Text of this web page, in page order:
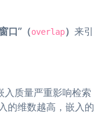
口”（overlap） 来引
入质量严重影响检索
的维数越高，嵌入的